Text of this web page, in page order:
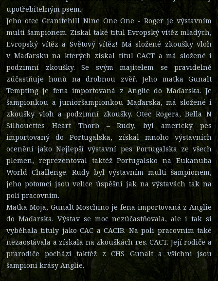
upotřebitelným psem.
Jeho otec Granitehill Nine One One - Roger je výstavním
multi šampionem. Získal také titul Evropský vítěz mladých,
Evropský vítěz a Světový vítěz! Má složené zkoušky vloh
v Maďarsku na kterých získal titul CACT a má složené i
podzimní zkoušky. Se svým majitelem se pravidelně
zúčastňuje honů na drobnou zvěř. Jeho matka Gunalt
Tempting je fena importovaná z Anglie do Maďarska. Je
šampionkou a junioršampionkou Maďarska, má složené i
zkoušky vloh a podzimní zkoušky. Otec Rogera, Bella N
Silhouettes Heart Thorb – Rudy, byl americký pes
importovaný do Portugalska, získal mnoho výstavních
ocenění jako Nejlepší výstavní pes Portugalska ze všech
plemen, reprezentoval taktéž Portugalsko na Eukanuba
World Challenge. Rudy byl výstavním multi šampionem,
jeho potomci jsou velice úspěšní jak na výstavách tak na
poli pracovním.
Matka Moja, Gunalt Moschino je fena importovaná z Anglie
do Maďarska. Výstav se moc nezúčastňovala, ale i tak si
vyběhala tituly jako CAC a CACIB. Na poli pracovním také
nezaostávala a získala na zkouškách res. CACT. Její rodiče a
prarodiče pochází taktéž z CHS Gunalt a všichni jsou
šampioni krásy Anglie.